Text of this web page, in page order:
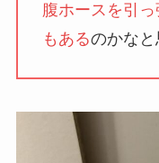
腹ホースを引
もあるのかなと